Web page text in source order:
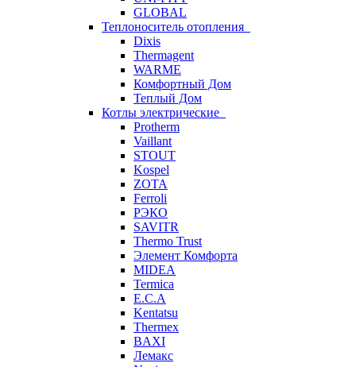
GLOBAL
Теплоноситель отопления
Dixis
Thermagent
WARME
Комфортный Дом
Теплый Дом
Котлы электрические
Protherm
Vaillant
STOUT
Kospel
ZOTA
Ferroli
РЭКО
SAVITR
Thermo Trust
Элемент Комфорта
MIDEA
Termica
E.C.A
Kentatsu
Thermex
BAXI
Лемакс